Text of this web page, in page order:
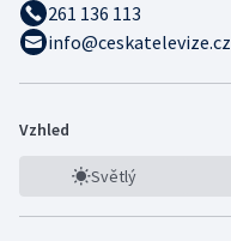
261 136 113
info@ceskatelevize.cz
Vzhled
Světlý